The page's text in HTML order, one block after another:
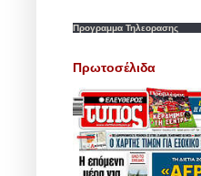
Προγραμμα Τηλεορασης
Πρωτοσέλιδα